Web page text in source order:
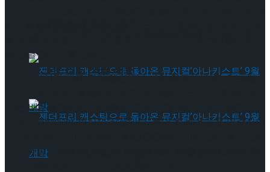
젠더프리 캐스팅으로 돌아온 뮤지컬’아나키스
타크로스드’ 9월 재연
욱 강렬한 무대를 선보인다.
아제르바이잔 대표 작가 엘친(Elchin)의 희곡 ‘시티즌 오브 헬
션’은 배우들이 직접 악기를 연주하며 연기하는 ‘액터뮤지션
(Actor-Musician)’ 형식의 작품이다. 무대 위 배우들은 연주자이
리와 극의 긴장을 이끄는 또 하나의 언어로 활용하며, 작품 특